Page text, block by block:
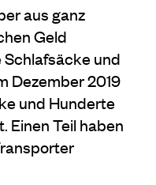
aus ganz
Geld
und
Dezember 2019
und Hunderte
Einen Teil haben